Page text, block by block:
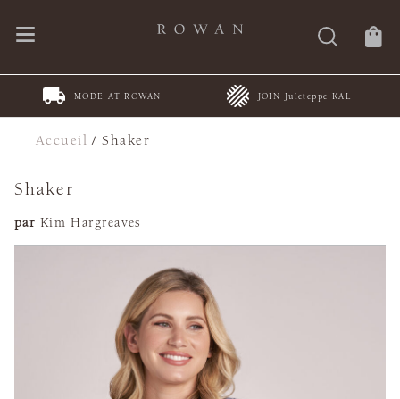
MODE AT ROWAN JOIN Juleteppe KAL
Accueil /Shaker
Shaker
par Kim Hargreaves